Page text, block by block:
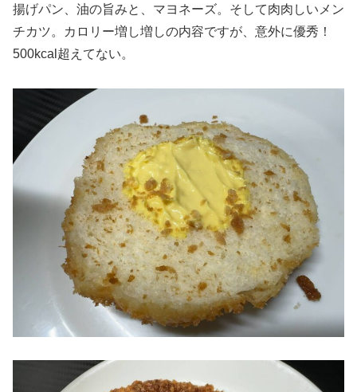
揚げパン、油の旨みと、マヨネーズ。そして肉肉しいメン
チカツ。カロリー増し増しの内容ですが、意外に優秀！
500kcal超えてない。